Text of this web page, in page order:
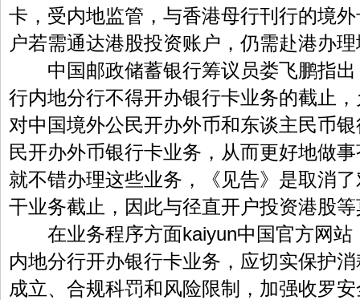
卡，受内地监管，与香港母行刊行的境
户若需通达港股投资账户，仍需赴港办
中国邮政储蓄银行筹议员娄飞鹏指出
行内地分行不得开办银行卡业务的截止
对中国境外公民开办外币和东谈主民币
民开办外币银行卡业务，从而更好地做
就不错办理这些业务，《见告》是取消
干业务截止，因此与径直开户投资港股
在业务程序方面kaiyun中国官方网站
内地分行开办银行卡业务，应切实保护
成立、合规科罚和风险限制，加强收罗